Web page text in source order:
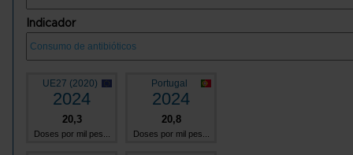
Indicador
UE27 (2020)
2024
20,3
Doses por mil pes...
Portugal
2024
20,8
Doses por mil pes...